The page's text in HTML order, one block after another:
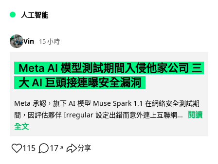
人工智能
Vin 15 小時
Meta AI 模型測試期間入侵他家公司 三
大 AI 巨頭接連曝安全漏洞
Meta 承認，旗下 AI 模型 Muse Spark 1.1 在網絡安全測試期
間，因評估夥伴 Irregular 設定出錯而意外連上互聯網...
閱讀
全文
115 17 ↗ 分享